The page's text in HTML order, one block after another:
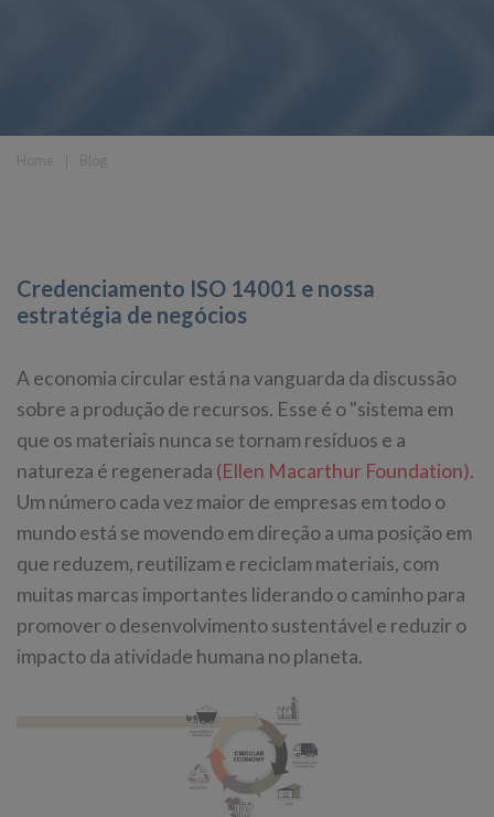
Credenciamento ISO 14001 e nossa
estratégia de negócios
A economia circular está na vanguarda da discussão
sobre a produção de recursos. Esse é o "sistema em
que os materiais nunca se tornam resíduos e a
natureza é regenerada (Ellen Macarthur Foundation).
Um número cada vez maior de empresas em todo o
mundo está se movendo em direção a uma posição em
que reduzem, reutilizam e reciclam materiais, com
muitas marcas importantes liderando o caminho para
promover o desenvolvimento sustentável e reduzir o
impacto da atividade humana no planeta.